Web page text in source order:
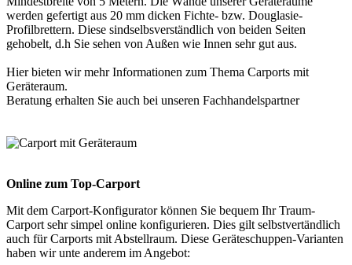
werden gefertigt aus 20 mm dicken Fichte- bzw. Douglasie-
Profilbrettern. Diese sindselbsverständlich von beiden Seiten
gehobelt, d.h Sie sehen von Außen wie Innen sehr gut aus.
Hier bieten wir mehr Informationen zum Thema Carports mit
Geräteraum.
Beratung erhalten Sie auch bei unseren Fachhandelspartner
Online zum Top-Carport
Mit dem Carport-Konfiguratorkönnen Sie bequem Ihr Traum-
Carport sehr simpel online konfigurieren. Dies gilt selbstvertändlich
auch für Carports mit Abstellraum. Diese Geräteschuppen-Varianten
haben wir unte anderem im Angebot: